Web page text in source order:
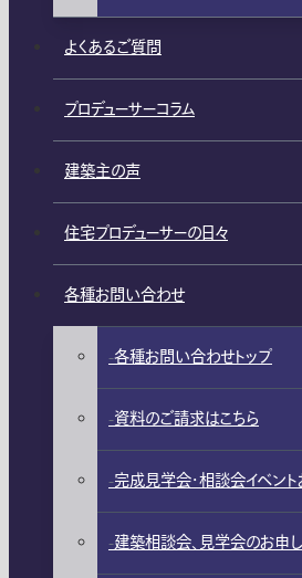
よくあるご質問
プロデューサーコラム
建築主の声
住宅プロデューサーの日々
各種お問い合わせ
各種お問い合わせトップ
資料のご請求はこちら
完成見学会・相談会イベン
建築相談会、見学会のお申